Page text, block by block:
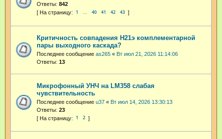
Ответы: 842
1 … 40 41 42 43
Критичность совпадения H21э комплементарной
пары выходного каскада?
Последнее сообщение as265 « Вт июл 21, 2026 11:14:06
Ответы: 13
Микрофонный УНЧ на LM358 слабая
чувствительность
Последнее сообщение u37 « Вт июл 14, 2026 13:30:13
Ответы: 23
1 2